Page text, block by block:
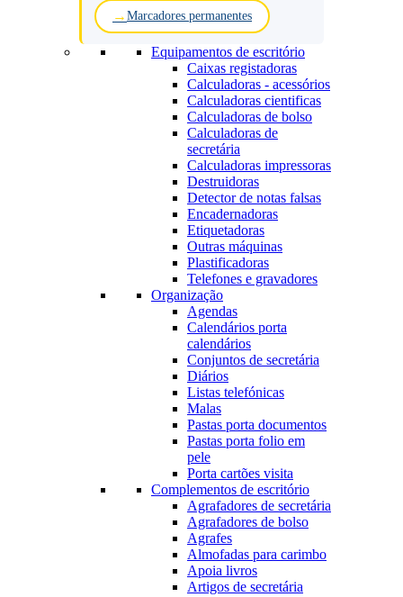
Marcadores permanentes
Equipamentos de escritório
Caixas registadoras
Calculadoras - acessórios
Calculadoras cientificas
Calculadoras de bolso
Calculadoras de
secretária
Calculadoras impressoras
Destruidoras
Detector de notas falsas
Encadernadoras
Etiquetadoras
Outras máquinas
Plastificadoras
Telefones e gravadores
Organização
Agendas
Calendários porta
calendários
Conjuntos de secretária
Diários
Listas telefónicas
Malas
Pastas porta documentos
Pastas porta folio em
pele
Porta cartões visita
Complementos de escritório
Agrafadores de secretária
Agrafadores de bolso
Agrafes
Almofadas para carimbo
Apoia livros
Artigos de secretária